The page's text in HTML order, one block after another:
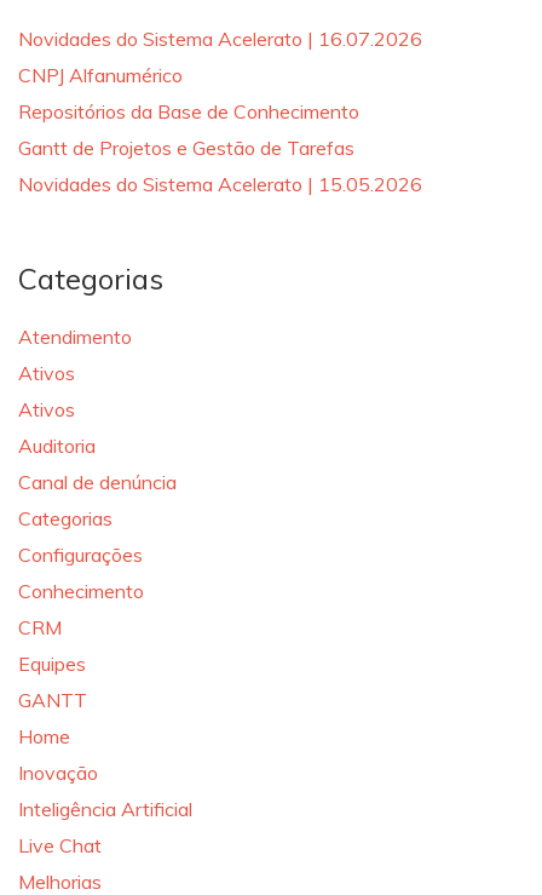
Novidades do Sistema Acelerato | 16.07.2026
CNPJ Alfanumérico
Repositórios da Base de Conhecimento
Gantt de Projetos e Gestão de Tarefas
Novidades do Sistema Acelerato | 15.05.2026
Categorias
Atendimento
Ativos
Ativos
Auditoria
Canal de denúncia
Categorias
Configurações
Conhecimento
CRM
Equipes
GANTT
Home
Inovação
Inteligência Artificial
Live Chat
Melhorias